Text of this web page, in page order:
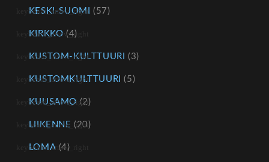
KESKI-SUOMI (57)
KIRKKO (4)
KUSTOM-KULTTUURI (3)
KUSTOMKULTTUURI (5)
KUUSAMO (2)
LIIKENNE (20)
LOMA (4)